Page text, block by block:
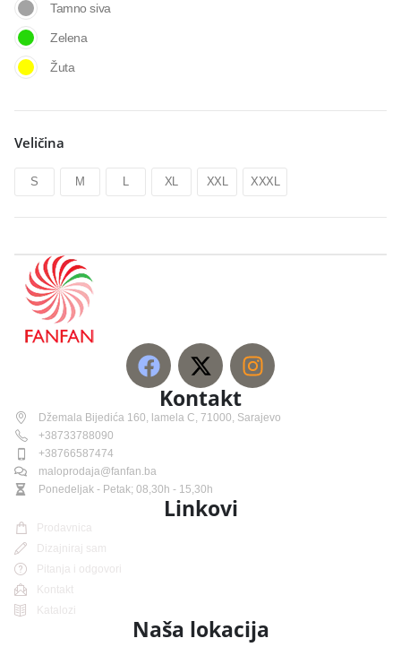
Tamno siva
Zelena
Žuta
Veličina
S M L XL XXL XXXL
Kontakt
Džemala Bijedića 160, lamela C, 71000, Sarajevo
+38733788090
+38766587474
maloprodaja@fanfan.ba
Ponedeljak - Petak; 08,30h - 15,30h
Linkovi
Prodavnica
Dizajniraj sam
Pitanja i odgovori
Kontakt
Katalozi
Naša lokacija